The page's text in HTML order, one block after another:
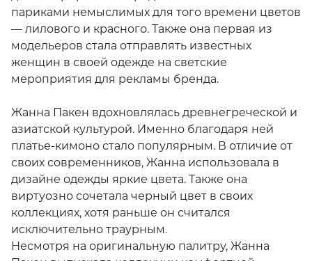
демонстрировала наряды на манекенах с
париками немыслимых для того времени
цветов — лилового и красного. Также она
первая из модельеров стала отправлять
известных женщин в своей одежде на светские
Жанна Пакен вдохновлялась древнегреческой и
азиатской культурой. Именно благодаря ней
платье-кимоно стало популярным. В отличие от
своих современников, Жанна использовала в
дизайне одежды яркие цвета. Также она
виртуозно сочетала черный цвет в своих
коллекциях, хотя раньше он считался
исключительно траурным.